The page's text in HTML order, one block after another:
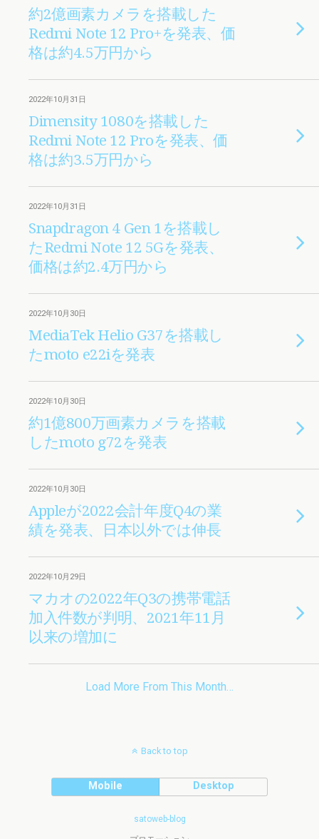
約2億画素カメラを搭載した
Redmi Note 12 Pro+を発表、価
格は約4.5万円から
2022年10月31日
Dimensity 1080を搭載した
Redmi Note 12 Proを発表、価
格は約3.5万円から
2022年10月31日
Snapdragon 4 Gen 1を搭載し
たRedmi Note 12 5Gを発表、
価格は約2.4万円から
2022年10月30日
MediaTek Helio G37を搭載し
たmoto e22iを発表
2022年10月30日
約1億800万画素カメラを搭載
したmoto g72を発表
2022年10月30日
Appleが2022会計年度Q4の業
績を発表、日本以外では伸長
2022年10月29日
マカオの2022年Q3の携帯電話
加入件数が判明、2021年11月
以来の増加に
Load More From This Month…
Back to top
Mobile Desktop
satoweb-blog